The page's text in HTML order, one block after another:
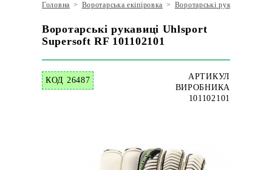
Головна > Воротарська екіпіровка > Воротарські рукавиці
Воротарські рукавиці Uhlsport
Supersoft RF 101102101
КОД 26487
АРТИКУЛ
ВИРОБНИКА
101102101